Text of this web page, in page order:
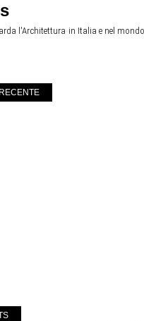
l'Architettura in Italia e nel